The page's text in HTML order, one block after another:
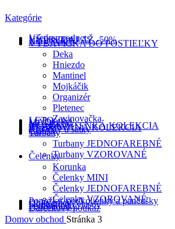
Kategórie
Všetkoproducts
VÝPREDAJ AŽ -50%
NOVINKY
VÝBAVIČKA DO POSTIEĽKY
Deka
Hniezdo
Mantinel
Mojkáčik
Organizér
Pletenec
Zavinovačka
LETO
MADEIRA
MUŠELÍN
HLADKÁ TENKÁ KOLEKCIA
REBROVANÁ KOLEKCIA
Klobúky a šatky
Čiapky
Turbany
Turbany JEDNOFAREBNÉ
Turbany VZOROVANÉ
Čelenky
Korunka
Čelenky MINI
Čelenky JEDNOFAREBNÉ
Čelenky VZOROVANÉ
Ponožky, podkolienky a pančušky
Oblečenie
Doplnky do vlasov
Podbradníky
Darčekový poukaz
Domov obchod Stránka 3